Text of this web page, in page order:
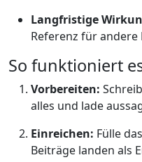
Langfristige
Referenz für
So funktioniert
Vorbereiten:
alles und lade
Einreichen: Fülle
Beiträge landen als